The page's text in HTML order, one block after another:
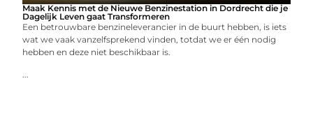
Maak Kennis met de Nieuwe Benzinestation in Dordrecht die je
Dagelijk Leven gaat Transformeren
Een betrouwbare benzineleverancier in de buurt hebben, is iets
wat we vaak vanzelfsprekend vinden, totdat we er één nodig
hebben en deze niet beschikbaar is.
...